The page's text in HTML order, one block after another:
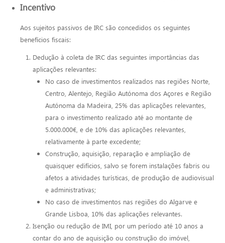
Incentivo
Aos sujeitos passivos de IRC são concedidos os seguintes
benefícios fiscais:
Dedução à coleta de IRC das seguintes importâncias das
aplicações relevantes:
No caso de investimentos realizados nas regiões Norte,
Centro, Alentejo, Região Autónoma dos Açores e Região
Autónoma da Madeira, 25% das aplicações relevantes,
para o investimento realizado até ao montante de
5.000.000€, e de 10% das aplicações relevantes,
relativamente à parte excedente;
Construção, aquisição, reparação e ampliação de
quaisquer edifícios, salvo se forem instalações fabris ou
afetos a atividades turísticas, de produção de audiovisual
e administrativas;
No caso de investimentos nas regiões do Algarve e
Grande Lisboa, 10% das aplicações relevantes.
Isenção ou redução de IMI, por um período até 10 anos a
contar do ano de aquisição ou construção do imóvel,